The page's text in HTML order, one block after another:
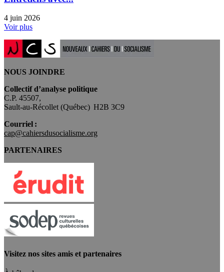
4 juin 2026
Voir plus
NOUS JOINDRE
Collectif d’analyse politique
C.P. 45507,
Sault-au-Récollet (Québec) H2B 3C9
Courriel :
cap@cahiersdusocialisme.org
PARTENAIRES
Visitez nos sites amis et partenaires